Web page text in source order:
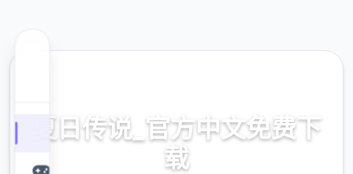
夏日传说_官方中文免费下
载